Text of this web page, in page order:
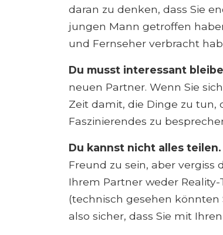
daran zu denken, dass Sie
jungen Mann getroffen
und Fernseher verbracht
Du musst interessant
neuen Partner. Wenn Sie
Zeit damit, die Dinge zu tun,
Faszinierendes zu
Du kannst nicht alles teilen.
Freund zu sein, aber vergiss
Ihrem Partner weder
(technisch gesehen könnten
also sicher, dass Sie mit